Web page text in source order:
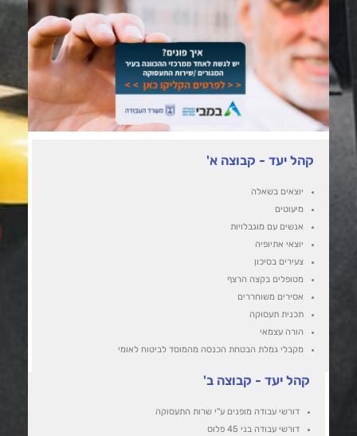
קהל יעד - קבוצה א'
יוצאים בשאלה
מיעוטים
אנשים עם מוגבלויות
יוצאי אתיופיה
צעירים בסיכון
מטופלים בקצה הרצף
אסירים משוחררים
תכנית תעסוקה
הורה עצמאי
מקבלי גמלת הבטחת הכנסה מהמוסד לביטוח לאומי
קהל יעד - קבוצה ב'
דורשי עבודה מופנים ע"י שרות התעסוקה
דורשי עבודה בני 45 פלוס